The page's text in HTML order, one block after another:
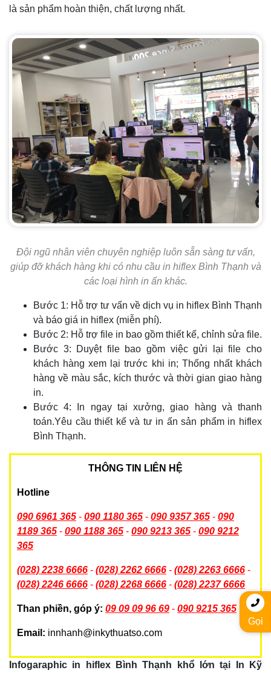
là sản phẩm hoàn thiện, chất lượng nhất.
Đội ngũ nhân viên chuyên nghiệp luôn sẵn sàng tư vấn,
giúp đỡ khách hàng khi có nhu cầu in hiflex Bình Thạnh và
các loại hình in ấn khác.
Bước 1: Hỗ trợ tư vấn về dịch vụ in hiflex Bình Thạnh
và báo giá in hiflex (miễn phí).
Bước 2: Hỗ trợ file in bao gồm thiết kế, chỉnh sửa file.
Bước 3: Duyệt file bao gồm việc gửi lại file cho
khách hàng xem lại trước khi in; Thống nhất khách
hàng về màu sắc, kích thước và thời gian giao hàng
in.
Bước 4: In ngay tại xưởng, giao hàng và thanh
toán.Yêu cầu thiết kế và tư in ấn sản phẩm in hiflex
Bình Thạnh.
THÔNG TIN LIÊN HỆ
Hotline
090 6961 365 - 090 1180 365 - 090 9357 365 - 090
1189 365 - 090 1188 365 - 090 9213 365 - 090 9212
365
(028) 2238 6666 - (028) 2262 6666 - (028) 2263 6666 -
(028) 2246 6666 - (028) 2268 6666 - (028) 2237 6666
Than phiền, góp ý: 09 09 09 96 69 - 090 9215 365
Email: innhanh@inkythuatso.com
Infogaraphic in hiflex Bình Thạnh khổ lớn tại In Kỹ
Gọi